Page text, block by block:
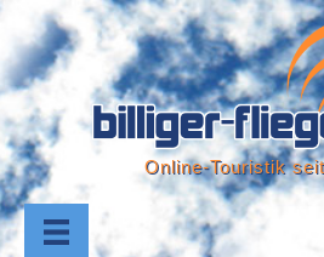
Online-Touristik